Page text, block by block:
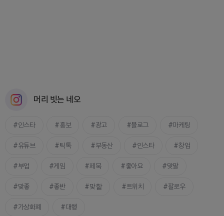
머리 빗는 네오
인스타 홍보 광고 블로그 마케팅
유튜브 틱톡 부동산 인스타 창업
부업 게임 페북 좋아요 맞팔
맞좋 좋반 맞핱 트위치 팔로우
가상화폐 대행